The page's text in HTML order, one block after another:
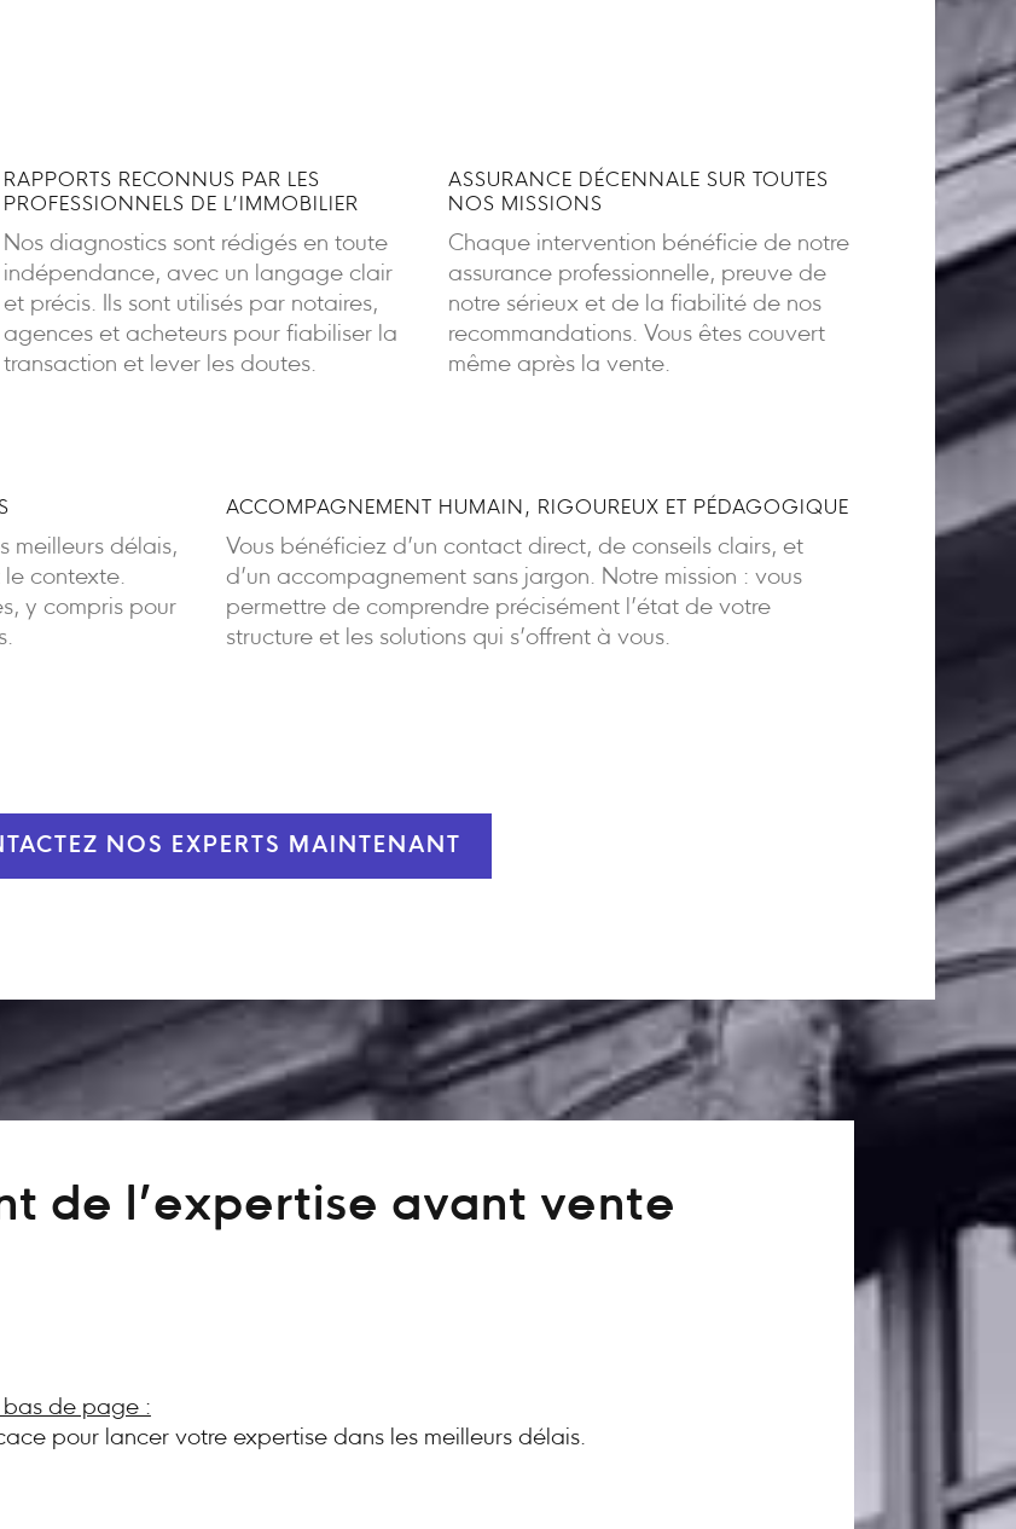
RAPPORTS RECONNUS PAR LES
PROFESSIONNELS DE L’IMMOBILIER
Nos diagnostics sont rédigés en toute
indépendance, avec un langage clair
et précis. Ils sont utilisés par notaires,
agences et acheteurs pour fiabiliser la
transaction et lever les doutes.
ASSURANCE DÉCENNALE SUR TOUTES
NOS MISSIONS
Chaque intervention bénéficie de notre
assurance professionnelle, preuve de
notre sérieux et de la fiabilité de nos
recommandations. Vous êtes couvert
même après la vente.
meilleurs délais,
le contexte.
y compris pour
ACCOMPAGNEMENT HUMAIN, RIGOUREUX ET PÉDAGOGIQUE
Vous bénéficiez d’un contact direct, de conseils clairs, et
d’un accompagnement sans jargon. Notre mission : vous
permettre de comprendre précisément l’état de votre
structure et les solutions qui s’offrent à vous.
NOS EXPERTS MAINTENANT
de l’expertise avant vente
bas de page :
pour lancer votre expertise dans les meilleurs délais.